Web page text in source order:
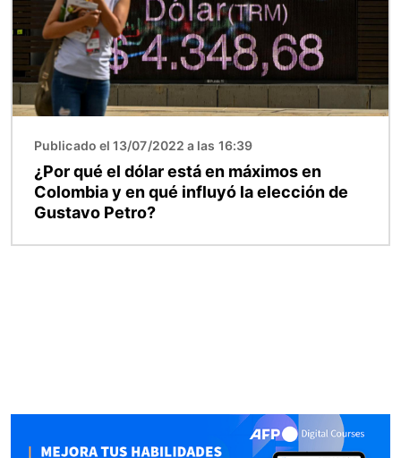
Publicado el 13/07/2022 a las 16:39
¿Por qué el dólar está en máximos en
Colombia y en qué influyó la elección de
Gustavo Petro?